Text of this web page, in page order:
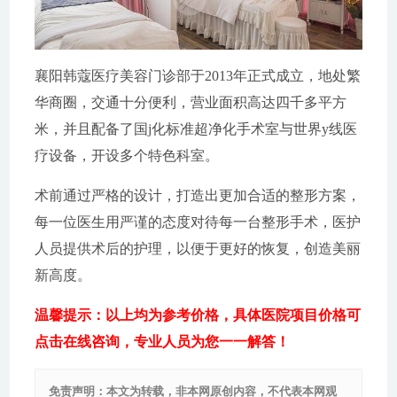
襄阳韩蔻医疗美容门诊部于2013年正式成立，地处繁
华商圈，交通十分便利，营业面积高达四千多平方
米，并且配备了国j化标准超净化手术室与世界y线医
疗设备，开设多个特色科室。
术前通过严格的设计，打造出更加合适的整形方案，
每一位医生用严谨的态度对待每一台整形手术，医护
人员提供术后的护理，以便于更好的恢复，创造美丽
新高度。
温馨提示：以上均为参考价格，具体医院项目价格可
点击在线咨询，专业人员为您一一解答！
免责声明：本文为转载，非本网原创内容，不代表本网观